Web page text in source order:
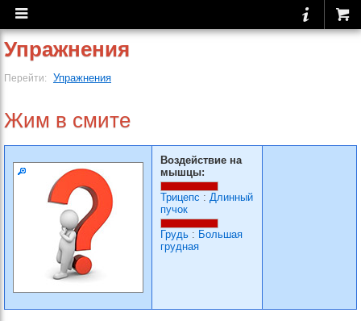
Упражнения
Перейти: Упражнения
Жим в смите
Воздействие на
мышцы:
Трицепс : Длинный
пучок
Грудь : Большая
грудная